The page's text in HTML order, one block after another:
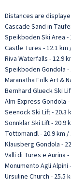
Distances are
Cascade Sand in
Speikboden Ski Area -
Castle Tures - 12.1 km
Riva Waterfalls - 12.9
Speikboden Gondola -
Maranatha Folk Art &
Bernhard Glueck Ski
Alm-Express Gondola
Seenock Ski Lift - 20.3
Sonnklar Ski Lift - 20.9
Tottomandl - 20.9 km /
Klausberg Gondola -
Valli di Tures e Aurina -
Monumento Agli Alpini
Ursuline Church - 25.5